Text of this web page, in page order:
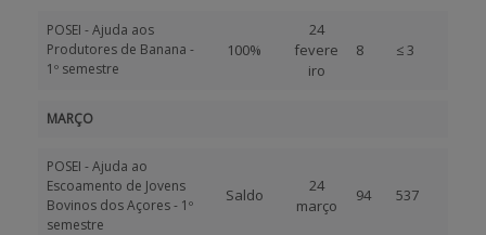
POSEI - Ajuda aos
Produtores de Banana -
1º semestre
100%
24
fevere
iro
8 ≤ 3
MARÇO
POSEI - Ajuda ao
Escoamento de Jovens
Bovinos dos Açores - 1º
semestre
Saldo
24
março
94 537